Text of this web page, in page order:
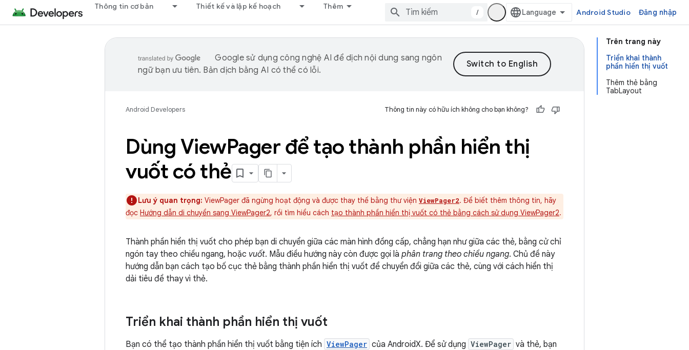
Thông tin cơ bản Thiết kế và lập kế hoạch Thêm
/ Android Studio Đăng nhập
Trên trang này
Triển khai thành
phần hiển thị vuốt
Thêm thẻ bằng
TabLayout
Google sử dụng công nghệ AI để dịch nội dung sang ngôn
ngữ bạn ưu tiên. Bản dịch bằng AI có thể có lỗi.
Android Developers Thông tin này có hữu ích không cho bạn không?
Dùng ViewPager để tạo thành phần hiển thị
vuốt có thẻ
Lưu ý quan trọng: ViewPager đã ngừng hoạt động và được thay thế bằng thư viện ViewPager2. Để biết thêm thông tin, hãy
đọc Hướng dẫn di chuyển sang ViewPager2, rồi tìm hiểu cách tạo thành phần hiển thị vuốt có thẻ bằng cách sử dụng ViewPager2.
Thành phần hiển thị vuốt cho phép bạn di chuyển giữa các màn hình đồng cấp, chẳng hạn như giữa các thẻ, bằng cử chỉ
ngón tay theo chiều ngang, hoặc vuốt. Mẫu điều hướng này còn được gọi là phân trang theo chiều ngang. Chủ đề này
hướng dẫn bạn cách tạo bố cục thẻ bằng thành phần hiển thị vuốt để chuyển đổi giữa các thẻ, cùng với cách hiển thị
dải tiêu đề thay vì thẻ.
Triển khai thành phần hiển thị vuốt
Bạn có thể tạo thành phần hiển thị vuốt bằng tiện ích ViewPager của AndroidX. Để sử dụng ViewPager và thẻ, bạn